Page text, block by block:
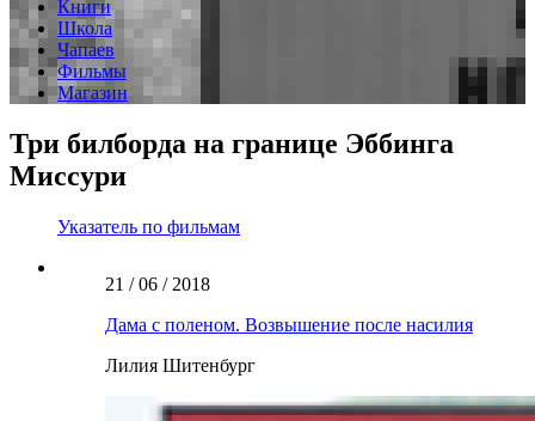
Книги
Школа
Чапаев
Фильмы
Магазин
Три билборда на границе Эббинга
Миссури
Указатель по фильмам
21 / 06 / 2018
Дама с поленом. Возвышение после насилия
Лилия Шитенбург